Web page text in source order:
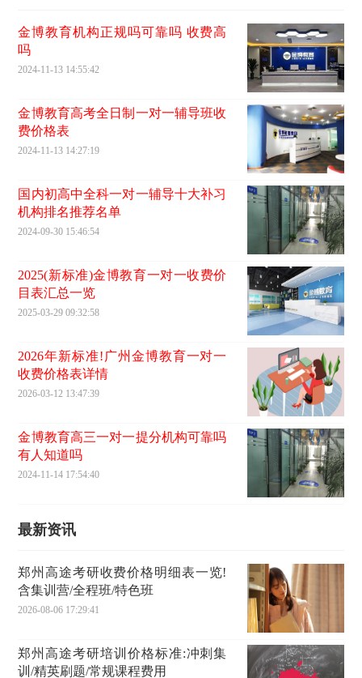
金博教育机构正规吗可靠吗 收费高
吗
2024-11-13 14:55:42
金博教育高考全日制一对一辅导班收
费价格表
2024-11-13 14:27:19
国内初高中全科一对一辅导十大补习
机构排名推荐名单
2024-09-30 15:46:54
2025(新标准)金博教育一对一收费价
目表汇总一览
2025-03-29 09:32:58
2026年新标准!广州金博教育一对一
收费价格表详情
2026-03-12 13:47:39
金博教育高三一对一提分机构可靠吗
有人知道吗
2024-11-14 17:54:40
最新资讯
郑州高途考研收费价格明细表一览!
含集训营/全程班/特色班
2026-08-06 17:29:41
郑州高途考研培训价格标准:冲刺集
训/精英刷题/常规课程费用